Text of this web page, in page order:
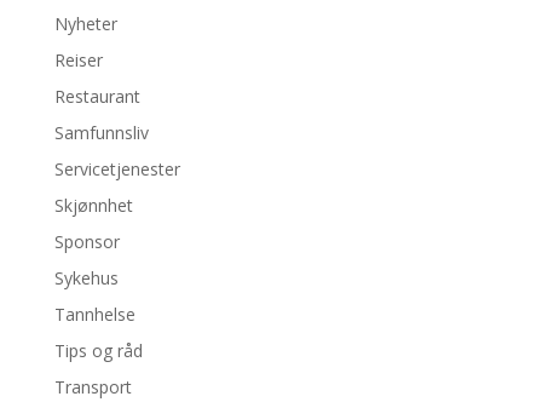
Nyheter
Reiser
Restaurant
Samfunnsliv
Servicetjenester
Skjønnhet
Sponsor
Sykehus
Tannhelse
Tips og råd
Transport